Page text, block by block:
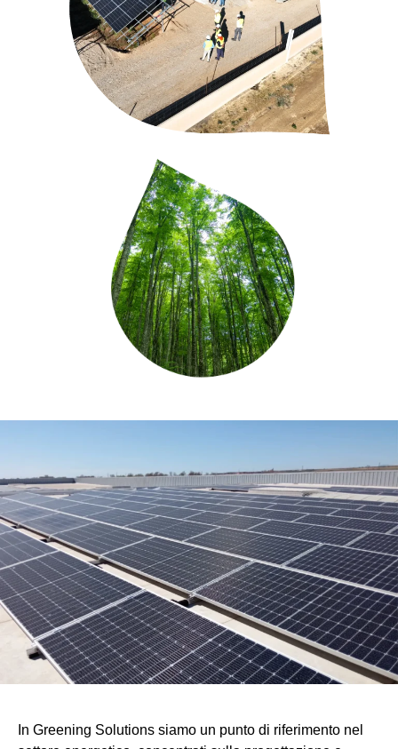
In Greening Solutions siamo un punto di riferimento nel